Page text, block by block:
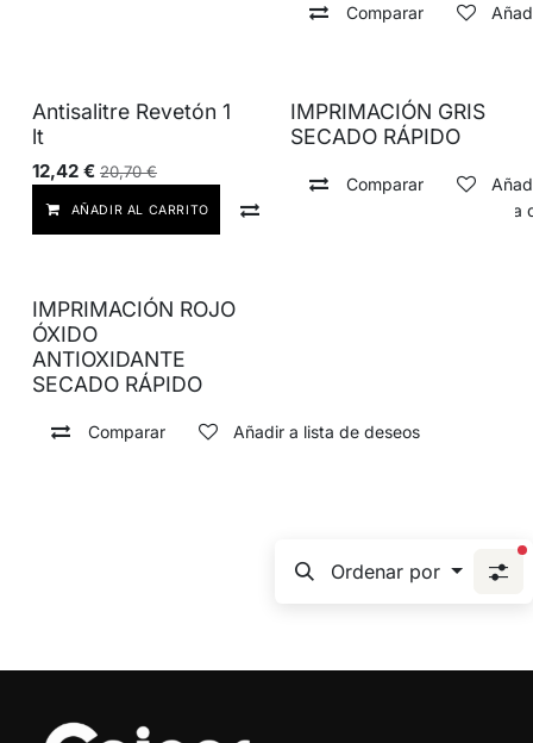
Comparar
Antisalitre Revetón 1
lt
12,42 € 20,70€
AÑADIR AL CARRITO Añadir a lista
IMPRIMACIÓN GRIS
SECADO RÁPIDO
Comparar
IMPRIMACIÓN ROJO
ÓXIDO
ANTIOXIDANTE
SECADO RÁPIDO
Comparar Añadir a lista de deseos
Ordenar por